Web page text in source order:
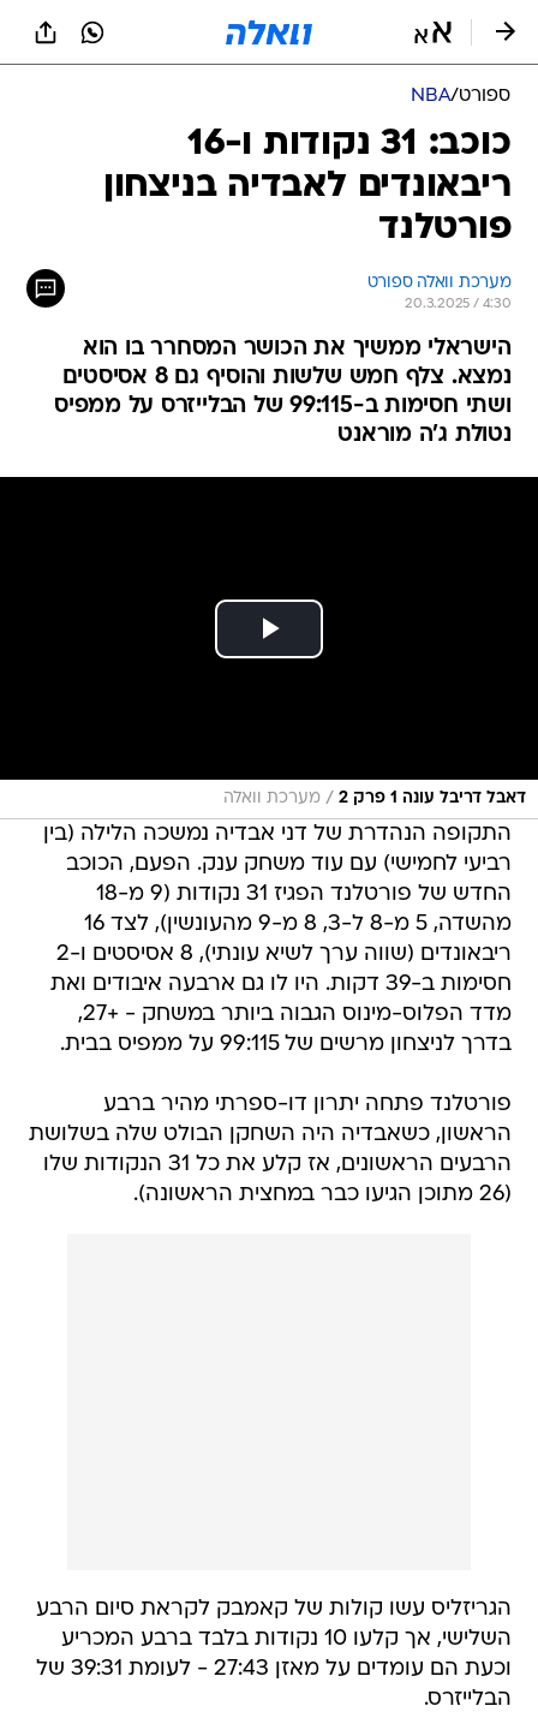
ספורט/
NBA
כוכב: 31 נקודות ו-16
ריבאונדים לאבדיה בניצחון
פורטלנד
מערכת וואלה ספורט
20.3.2025 / 4:30
הישראלי ממשיך את הכושר המסחרר בו הוא
נמצא. צלף חמש שלשות והוסיף גם 8 אסיסטים
ושתי חסימות ב-99:115 של הבלייזרס על ממפיס
נטולת ג'ה מוראנט
דאבל דריבל עונה 1 פרק 2 / מערכת וואלה
התקופה הנהדרת של דני אבדיה נמשכה הלילה (בין
רביעי לחמישי) עם עוד משחק ענק. הפעם, הכוכב
החדש של פורטלנד הפגיז 31 נקודות (9 מ-18
מהשדה, 5 מ-8 ל-3, 8 מ-9 מהעונשין), לצד 16
ריבאונדים (שווה ערך לשיא עונתי), 8 אסיסטים ו-2
חסימות ב-39 דקות. היו לו גם ארבעה איבודים ואת
מדד הפלוס-מינוס הגבוה ביותר במשחק - +27,
בדרך לניצחון מרשים של 99:115 על ממפיס בבית.
פורטלנד פתחה יתרון דו-ספרתי מהיר ברבע
הראשון, כשאבדיה היה השחקן הבולט שלה בשלושת
הרבעים הראשונים, אז קלע את כל 31 הנקודות שלו
(26 מתוכן הגיעו כבר במחצית הראשונה).
הגריזליס עשו קולות של קאמבק לקראת סיום הרבע
השלישי, אך קלעו 10 נקודות בלבד ברבע המכריע
וכעת הם עומדים על מאזן 27:43 - לעומת 39:31 של
הבלייזרס.